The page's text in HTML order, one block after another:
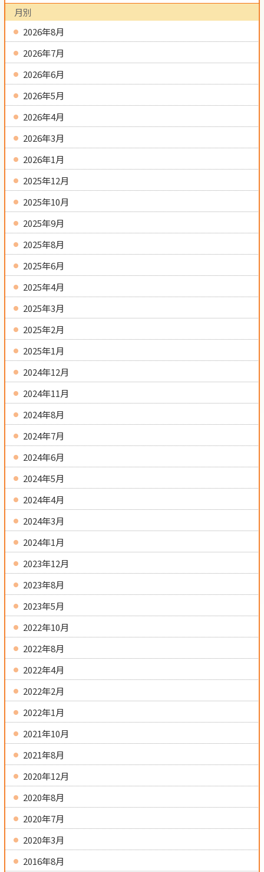
月別
2026年8月
2026年7月
2026年6月
2026年5月
2026年4月
2026年3月
2026年1月
2025年12月
2025年10月
2025年9月
2025年8月
2025年6月
2025年4月
2025年3月
2025年2月
2025年1月
2024年12月
2024年11月
2024年8月
2024年7月
2024年6月
2024年5月
2024年4月
2024年3月
2024年1月
2023年12月
2023年8月
2023年5月
2022年10月
2022年8月
2022年4月
2022年2月
2022年1月
2021年10月
2021年8月
2020年12月
2020年8月
2020年7月
2020年3月
2016年8月